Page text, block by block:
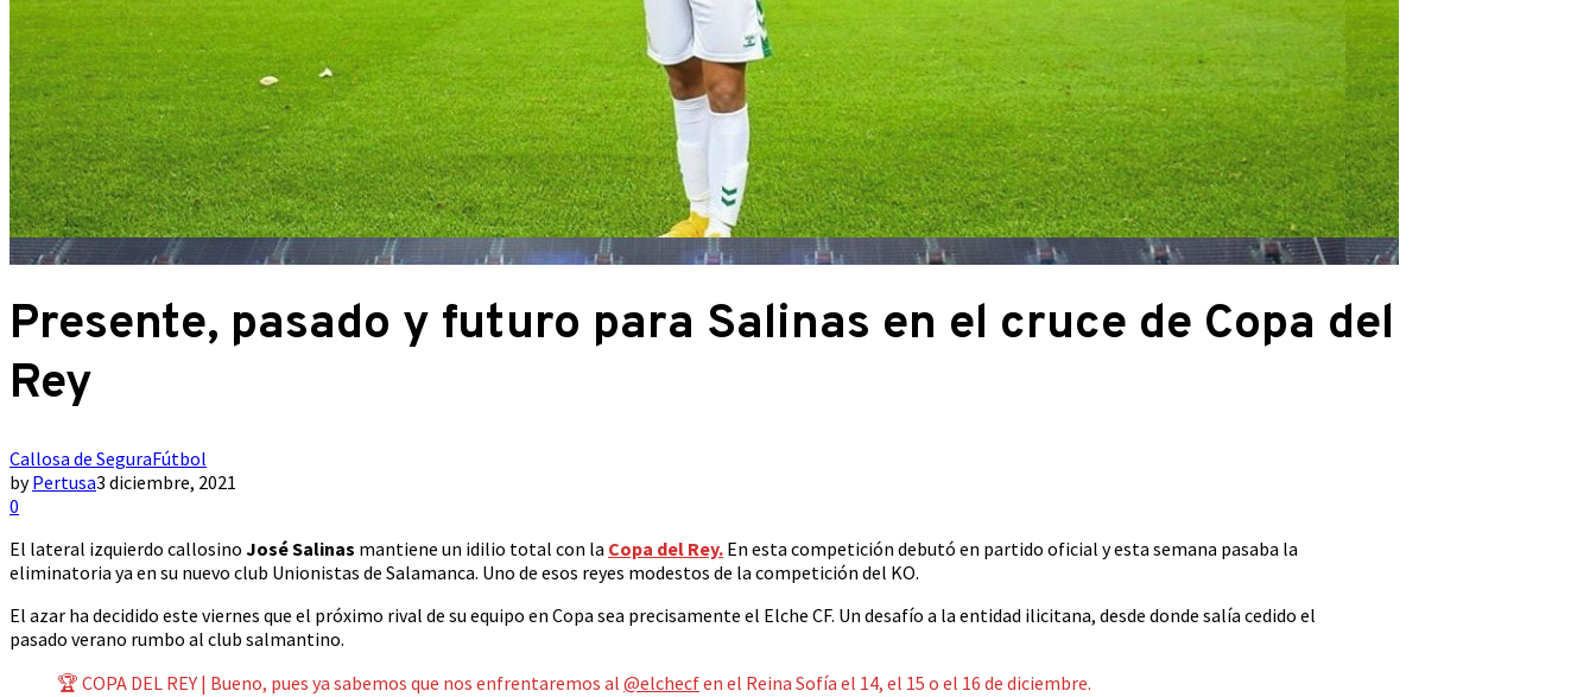
Presente, pasado y futuro para Salinas en el cruce de Copa del
Rey
Callosa de SeguraFútbol
byPertusa3 diciembre, 2021
0
El lateral izquierdo callosino José Salinas mantiene un idilio total con la Copa del Rey. En esta competición debutó en partido oficial y esta semana pasaba la
eliminatoria ya en su nuevo club Unionistas de Salamanca. Uno de esos reyes modestos de la competición del KO.
El azar ha decidido este viernes que el próximo rival de su equipo en Copa sea precisamente el Elche CF. Un desafío a la entidad ilicitana, desde donde salía cedido el
pasado verano rumbo al club salmantino.
🏆 COPA DEL REY | Bueno, pues ya sabemos que nos enfrentaremos al @elchecfen el Reina Sofía el 14, el 15 o el 16 de diciembre.